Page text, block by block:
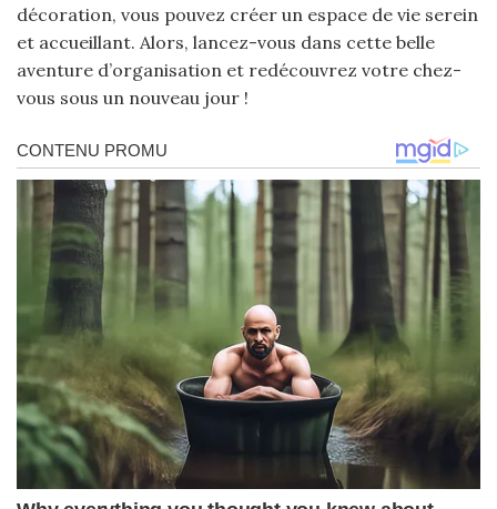
décoration, vous pouvez créer un espace de vie serein
et accueillant. Alors, lancez-vous dans cette belle
aventure d’organisation et redécouvrez votre chez-
vous sous un nouveau jour !